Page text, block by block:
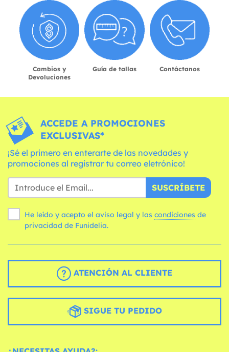
Cambios y
Devoluciones
Guía de tallas Contáctanos
ACCEDE A PROMOCIONES
EXCLUSIVAS*
¡Sé el primero en enterarte de las novedades y
promociones al registrar tu correo eletrónico!
SUSCRÍBETE
He leído y acepto el aviso legal y las condiciones
privacidad de Funidelia.
ATENCIÓN AL CLIENTE
SIGUE TU PEDIDO